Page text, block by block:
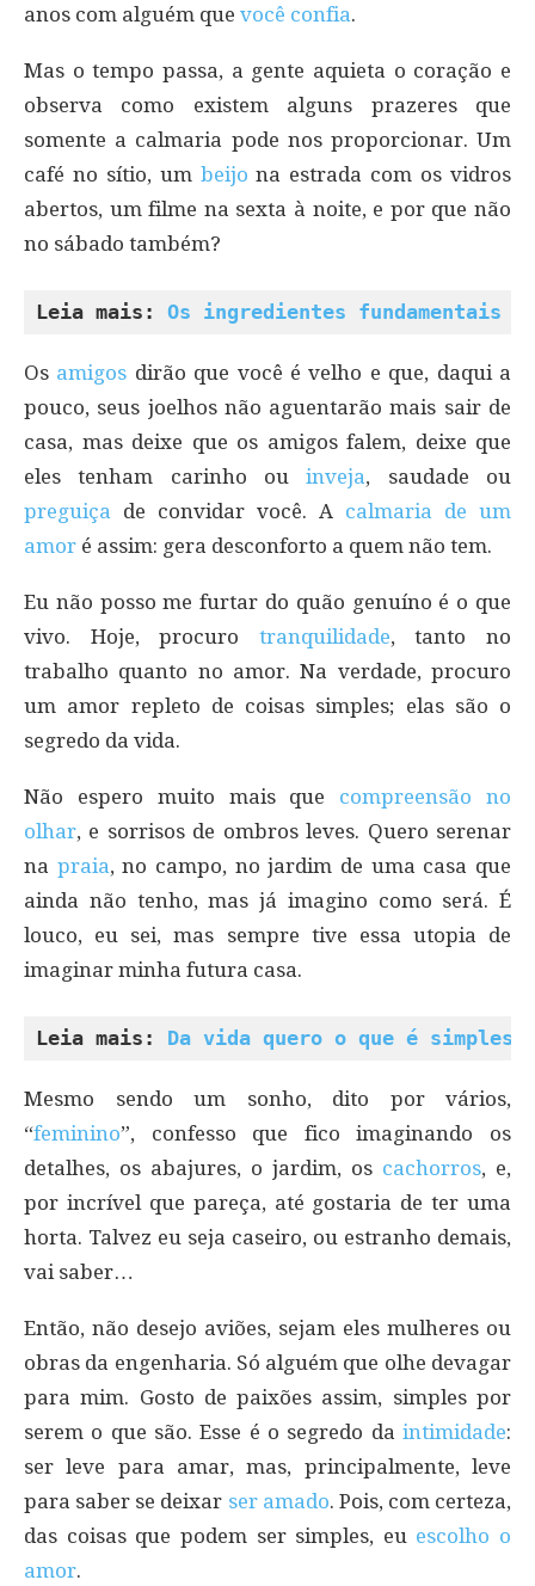
anos com alguém que você confia.
Mas o tempo passa, a gente aquieta o coração e
observa como existem alguns prazeres que
somente a calmaria pode nos proporcionar. Um
café no sítio, um beijo na estrada com os vidros
abertos, um filme na sexta à noite, e por que não
no sábado também?
Leia mais: Os ingredientes fundamentais
Os amigos dirão que você é velho e que, daqui a
pouco, seus joelhos não aguentarão mais sair de
casa, mas deixe que os amigos falem, deixe que
eles tenham carinho ouinveja, saudade ou
preguiça de convidar você. A calmaria de um
amor é assim: gera desconforto a quem não tem.
Eu não posso me furtar do quão genuíno é o que
vivo. Hoje, procuro tranquilidade, tanto no
trabalho quanto no amor. Na verdade, procuro
um amor repleto de coisas simples; elas são o
segredo da vida.
Não espero muito mais que compreensão no
olhar, e sorrisos de ombros leves. Quero serenar
na praia, no campo, no jardim de uma casa que
ainda não tenho, mas já imagino como será. É
louco, eu sei, mas sempre tive essa utopia de
imaginar minha futura casa.
Leia mais: Da vida quero o que é simples,
Mesmo sendo um sonho, dito por vários,
“feminino”, confesso que fico imaginando os
detalhes, os abajures, o jardim, os cachorros, e,
por incrível que pareça, até gostaria de ter uma
horta. Talvez eu seja caseiro, ou estranho demais,
vai saber…
Então, não desejo aviões, sejam eles mulheres ou
obras da engenharia. Só alguém que olhe devagar
para mim. Gosto de paixões assim, simples por
serem o que são. Esse é o segredo da intimidade:
ser leve para amar, mas, principalmente, leve
para saber se deixar ser amado. Pois, com certeza,
das coisas que podem ser simples, eu escolho o
amor.